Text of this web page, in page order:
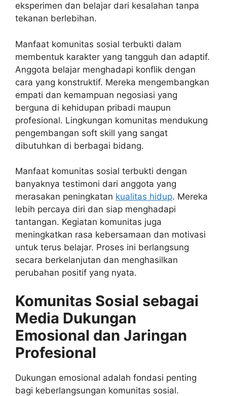
eksperimen dan belajar dari kesalahan tanpa
tekanan berlebihan.
Manfaat komunitas sosial terbukti dalam
membentuk karakter yang tangguh dan adaptif.
Anggota belajar menghadapi konflik dengan
cara yang konstruktif. Mereka mengembangkan
empati dan kemampuan negosiasi yang
berguna di kehidupan pribadi maupun
profesional. Lingkungan komunitas mendukung
pengembangan soft skill yang sangat
dibutuhkan di berbagai bidang.
Manfaat komunitas sosial terbukti dengan
banyaknya testimoni dari anggota yang
merasakan peningkatan kualitas hidup. Mereka
lebih percaya diri dan siap menghadapi
tantangan. Kegiatan komunitas juga
meningkatkan rasa kebersamaan dan motivasi
untuk terus belajar. Proses ini berlangsung
secara berkelanjutan dan menghasilkan
perubahan positif yang nyata.
Komunitas Sosial sebagai
Media Dukungan
Emosional dan Jaringan
Profesional
Dukungan emosional adalah fondasi penting
bagi keberlangsungan komunitas sosial.